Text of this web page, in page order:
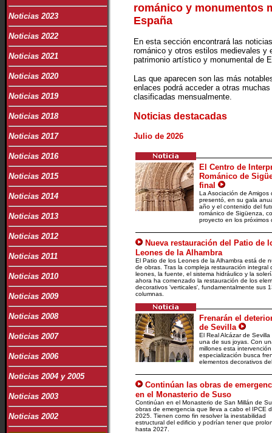
Noticias 2023
Noticias 2022
Noticias 2021
Noticias 2020
Noticias 2019
Noticias 2018
Noticias 2017
Noticias 2016
Noticias 2015
Noticias 2014
Noticias 2013
Noticias 2012
Noticias 2011
Noticias 2010
Noticias 2009
Noticias 2008
Noticias 2007
Noticias 2006
Noticias 2004 y 2005
Noticias 2003
Noticias 2002
románico y monumentos
España
En esta sección encontrará las
románico y otros estilos medievales y
patrimonio artístico y monumental de
Las que aparecen son las más
enlaces podrá acceder a otras
clasificadas mensualmente.
Noticias destacadas
Julio de 2026
El Centro de
Románico de
final
La Asociación de
presentó, en su gala
año y el contenido del
románico de Sigüenza,
proyecto en los próximos
Nueva restauración del Patio de
Leones de la Alhambra
El Patio de los Leones de la Alhambra está de
de obras. Tras la compleja restauración integral
leones, la fuente, el sistema hidráulico y la
ahora ha comenzado la restauración de los
decorativos 'verticales', fundamentalmente sus
columnas.
Frenarán el
de Sevilla
El Real Alcázar de
una de sus joyas. Con
millones esta
especialización busca
elementos decorativos
Continúan las obras de
en el Monasterio de Suso
Continúan en el Monasterio de San Millán de
obras de emergencia que lleva a cabo el IPCE
2025. Tienen como fin resolver la inestabilidad
estructural del edificio y podrían tener que
hasta 2027.